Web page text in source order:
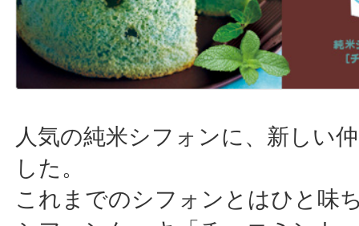
人気の純米シフォンに、新しい
した。
これまでのシフォンとはひと味